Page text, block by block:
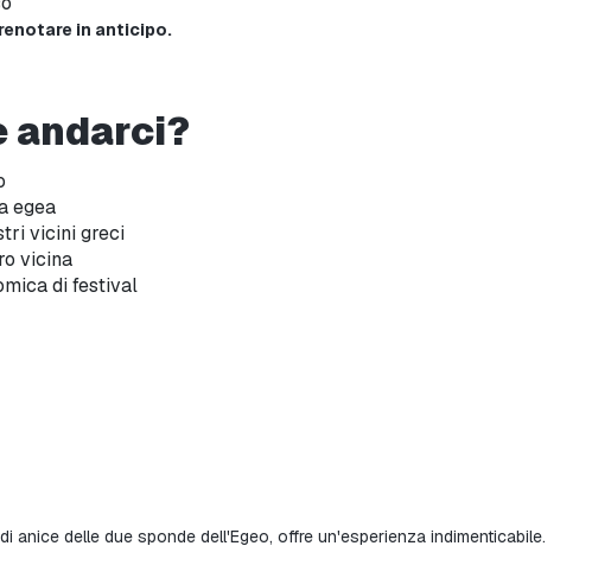
in anticipo.
andarci?
egea
vicini greci
vicina
di festival
anice delle due sponde dell'Egeo, offre un'esperienza indimenticabile.